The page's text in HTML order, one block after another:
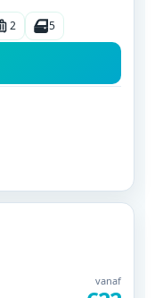
2 5
vanaf